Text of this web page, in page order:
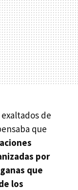
de
que
por
que
los